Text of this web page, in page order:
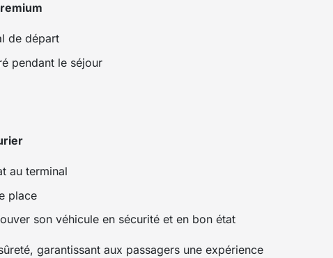
de départ
pendant le séjour
au terminal
place
son véhicule en sécurité et en bon état
garantissant aux passagers une expérience